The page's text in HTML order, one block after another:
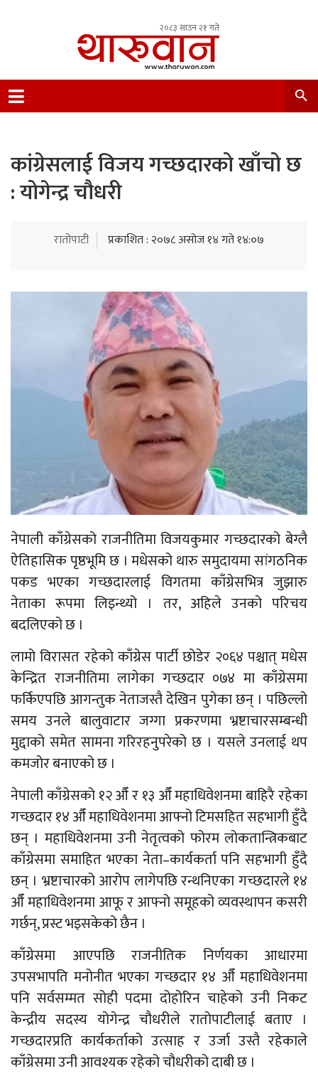
२०८३ साउन २१ गते
Nepal.
कांग्रेसलाई विजय गच्छदारको खाँचो छ
: योगेन्द्र चौधरी
रातोपाटी प्रकाशित : २०७८ असोज १४ गते १४:०७
नेपाली काँग्रेसको राजनीतिमा विजयकुमार गच्छदारको बेग्लै
ऐतिहासिक पृष्ठभूमि छ । मधेसको थारु समुदायमा सांगठनिक
पकड भएका गच्छदारलाई विगतमा काँग्रेसभित्र जुझारु
नेताका रूपमा लिइन्थ्यो । तर, अहिले उनको परिचय
बदलिएको छ ।
लामो विरासत रहेको काँग्रेस पार्टी छोडेर २०६४ पश्चात् मधेस
केन्द्रित राजनीतिमा लागेका गच्छदार ०७४ मा काँग्रेसमा
फर्किएपछि आगन्तुक नेताजस्तै देखिन पुगेका छन् । पछिल्लो
समय उनले बालुवाटार जग्गा प्रकरणमा भ्रष्टाचारसम्बन्धी
मुद्दाको समेत सामना गरिरहनुपरेको छ । यसले उनलाई थप
कमजोर बनाएको छ ।
नेपाली काँग्रेसको १२ औँ र १३ औँ महाधिवेशनमा बाहिरै रहेका
गच्छदार १४ औँ महाधिवेशनमा आफ्नो टिमसहित सहभागी हुँदै
छन् । महाधिवेशनमा उनी नेतृत्वको फोरम लोकतान्त्रिकबाट
काँग्रेसमा समाहित भएका नेता–कार्यकर्ता पनि सहभागी हुँदै
छन् । भ्रष्टाचारको आरोप लागेपछि रन्थनिएका गच्छदारले १४
औँ महाधिवेशनमा आफू र आफ्नो समूहको व्यवस्थापन कसरी
गर्छन्, प्रस्ट भइसकेको छैन ।
काँग्रेसमा आएपछि राजनीतिक निर्णयका आधारमा
उपसभापति मनोनीत भएका गच्छदार १४ औँ महाधिवेशनमा
पनि सर्वसम्मत सोही पदमा दोहोरिन चाहेको उनी निकट
केन्द्रीय सदस्य योगेन्द्र चौधरीले रातोपाटीलाई बताए ।
गच्छदारप्रति कार्यकर्ताको उत्साह र उर्जा उस्तै रहेकाले
काँग्रेसमा उनी आवश्यक रहेको चौधरीको दाबी छ ।